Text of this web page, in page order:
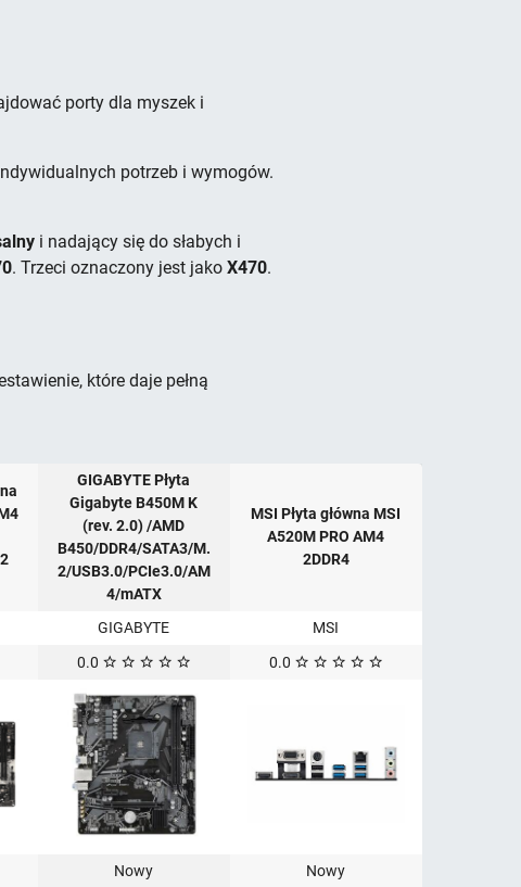
porty dla myszek i
potrzeb i wymogów.
i nadający się do słabych i
. Trzeci oznaczony jest jako X470.
które daje pełną
GIGABYTE Płyta
Gigabyte B450M K
(rev. 2.0) /AMD
B450/DDR4/SATA3/M.
2/USB3.0/PCIe3.0/AM
4/mATX
MSI Płyta główna MSI
A520M PRO AM4
2DDR4
GIGABYTE
MSI
0.0 0.0
Nowy
Nowy